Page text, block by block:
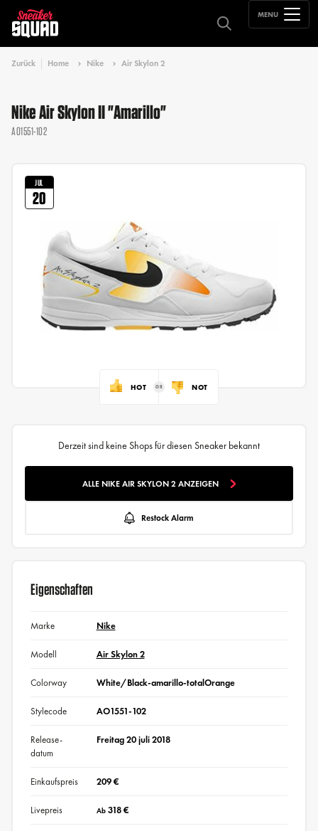
MENU
Zurück Home Nike Air Skylon 2
Nike Air Skylon II "Amarillo"
AO1551-102
JUL
20
HOT NOT
Derzeit sind keine Shops für diesen Sneaker bekannt
ALLE NIKE AIR SKYLON 2 ANZEIGEN
Restock Alarm
Eigenschaften
Marke Nike
Modell Air Skylon 2
Colorway White/Black-amarillo-totalOrange
Stylecode AO1551-102
Release-
datum
Freitag 20 juli 2018
Einkaufspreis 209 €
Livepreis Ab318 €